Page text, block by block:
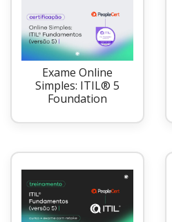
Exame Online
Simples: ITIL® 5
Foundation